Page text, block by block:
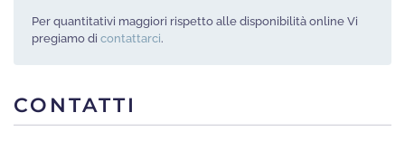
Per quantitativi maggiori rispetto alle disponibilità online Vi
pregiamo di contattarci.
CONTATTI